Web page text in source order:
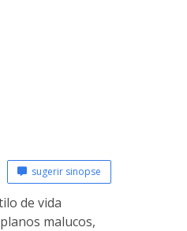
sugerir sinopse
de vida
malucos,